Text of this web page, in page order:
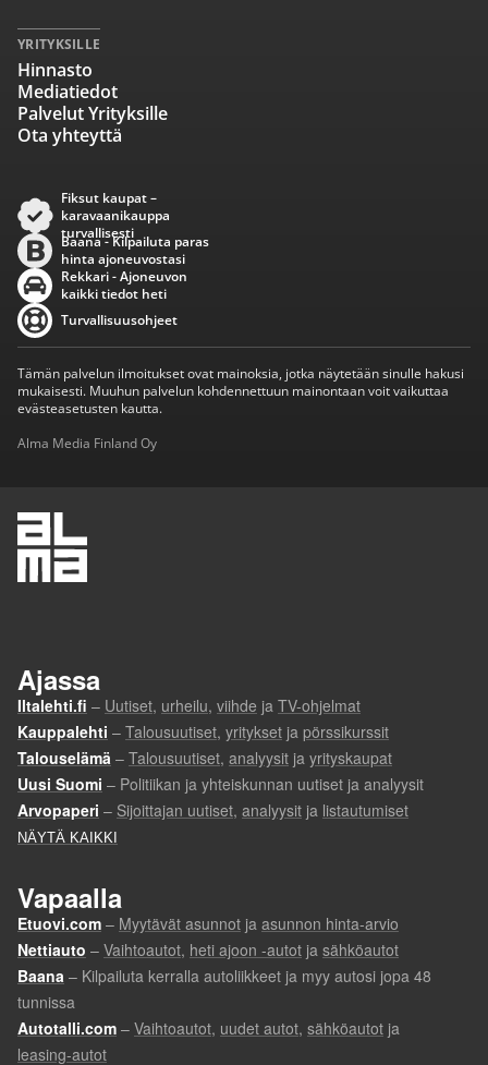
YRITYKSILLE
Hinnasto
Mediatiedot
Palvelut Yrityksille
Ota yhteyttä
Fiksut kaupat –
karavaanikauppa
turvallisesti
Baana - Kilpailuta paras
hinta ajoneuvostasi
Rekkari - Ajoneuvon
kaikki tiedot heti
Turvallisuusohjeet
Tämän palvelun ilmoitukset ovat mainoksia, jotka näytetään sinulle hakusi
mukaisesti. Muuhun palvelun kohdennettuun mainontaan voit vaikuttaa
evästeasetusten kautta.
Alma Media Finland Oy